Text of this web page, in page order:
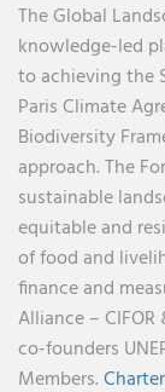
The Global
knowledge-led
to achieving the
Paris Climate
Biodiversity
approach. The
sustainable
equitable and
of food and
finance and
Alliance –
co-founders
Members.